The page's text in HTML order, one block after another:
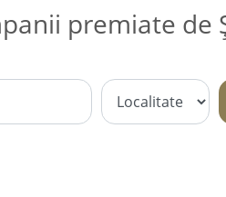
premiate de